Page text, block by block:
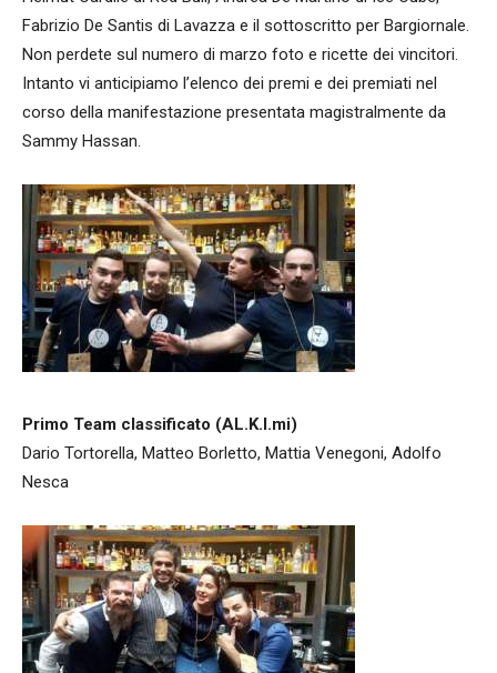
Fabrizio De Santis di Lavazza e il sottoscritto per Bargiornale.
Non perdete sul numero di marzo foto e ricette dei vincitori.
Intanto vi anticipiamo l’elenco dei premi e dei premiati nel
corso della manifestazione presentata magistralmente da
Sammy Hassan.
Primo Team classificato (AL.K.I.mi)
Dario Tortorella, Matteo Borletto, Mattia Venegoni, Adolfo
Nesca